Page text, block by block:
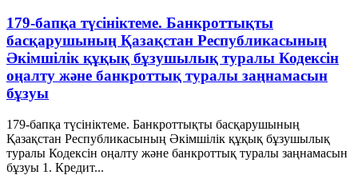
179-бапқа түсініктеме. Банкроттықты
басқарушының Қазақстан Республикасының
Әкімшілік құқық бұзушылық туралы Кодексін
оңалту және банкроттық туралы заңнамасын
бұзуы
179-бапқа түсініктеме. Банкроттықты басқарушының
Қазақстан Республикасының Әкімшілік құқық бұзушылық
туралы Кодексін оңалту және банкроттық туралы заңнамасын
бұзуы 1. Кредит...